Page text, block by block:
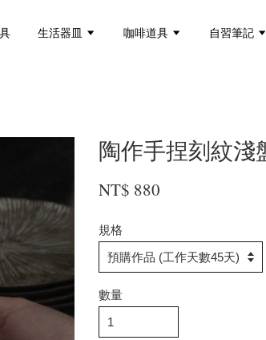
生活器皿 咖啡道具 自習筆記
陶作手捏刻紋淺
NT$ 880
規格
數量